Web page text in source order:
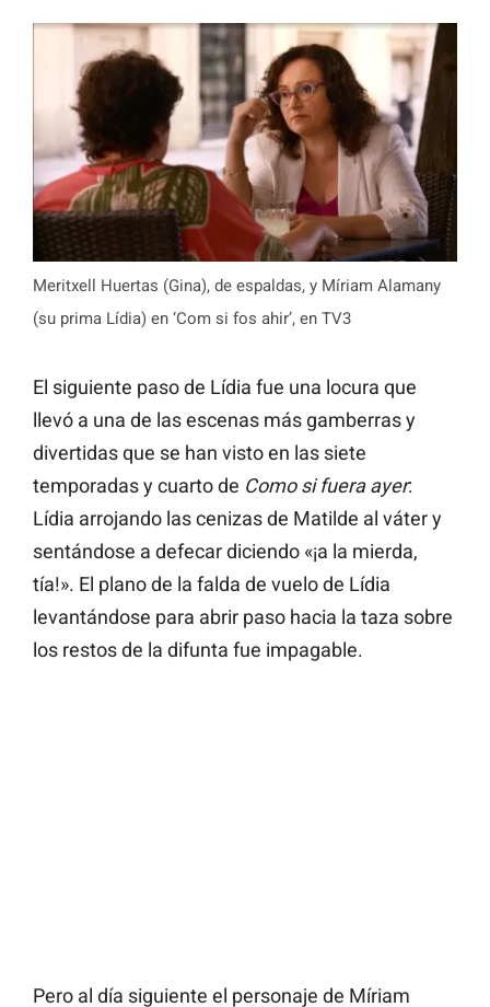
Meritxell Huertas (Gina), de espaldas, y Míriam Alamany
(su prima Lídia) en ‘Com si fos ahir’, en TV3
El siguiente paso de Lídia fue una locura que
llevó a una de las escenas más gamberras y
divertidas que se han visto en las siete
temporadas y cuarto de Como si fuera ayer:
Lídia arrojando las cenizas de Matilde al váter y
sentándose a defecar diciendo «¡a la mierda,
tía!». El plano de la falda de vuelo de Lídia
levantándose para abrir paso hacia la taza sobre
los restos de la difunta fue impagable.
Pero al día siguiente el personaje de Míriam